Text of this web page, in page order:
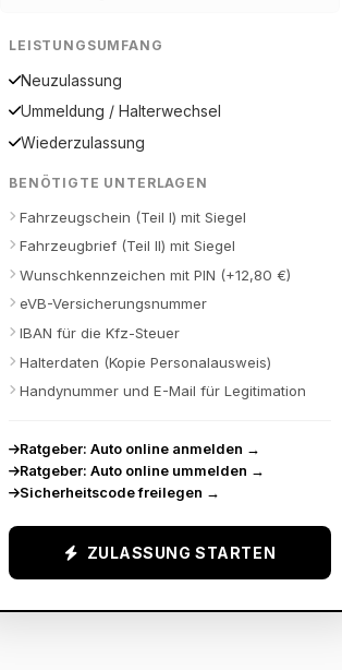
LEISTUNGSUMFANG
Neuzulassung
Ummeldung / Halterwechsel
Wiederzulassung
BENÖTIGTE UNTERLAGEN
Fahrzeugschein (Teil I) mit Siegel
Fahrzeugbrief (Teil II) mit Siegel
Wunschkennzeichen mit PIN (+12,80 €)
eVB-Versicherungsnummer
IBAN für die Kfz-Steuer
Halterdaten (Kopie Personalausweis)
Handynummer und E-Mail für Legitimation
Ratgeber: Auto online anmelden →
Ratgeber: Auto online ummelden →
Sicherheitscode freilegen →
ZULASSUNG STARTEN